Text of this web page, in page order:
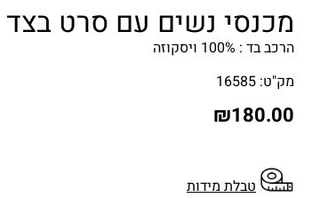
מכנסי נשים עם סרט
הרכב בד : 100% ויסקוזה
מק"ט: 16585
₪180.00
טבלת מידות